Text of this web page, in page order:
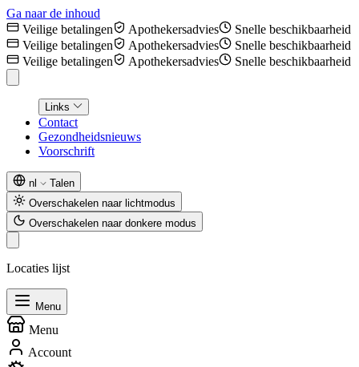
Ga naar de inhoud
Veilige betalingen
Apothekersadvies
Snelle beschikbaarheid
Veilige betalingen
Apothekersadvies
Snelle beschikbaarheid
Veilige betalingen
Apothekersadvies Snelle beschikbaarheid
Links
Contact
Gezondheidsnieuws
Voorschrift
nl
Talen
Overschakelen naar lichtmodus
Overschakelen naar donkere modus
Locaties lijst
Menu
Menu
Account